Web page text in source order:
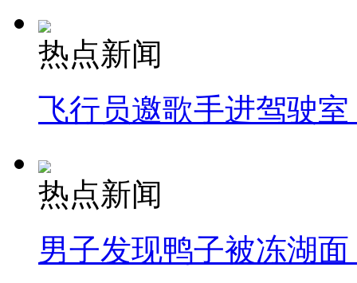
热点新闻
飞行员邀歌手进驾驶
热点新闻
男子发现鸭子被冻湖